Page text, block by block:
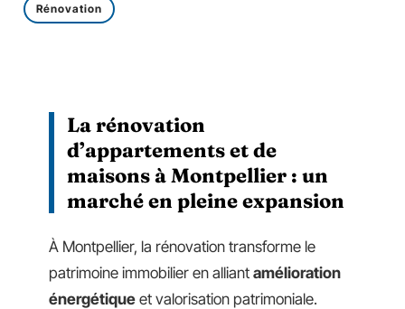
Rénovation
La rénovation
d’appartements et de
maisons à Montpellier : un
marché en pleine expansion
À Montpellier, la rénovation transforme le
patrimoine immobilier en alliant amélioration
énergétique et valorisation patrimoniale.